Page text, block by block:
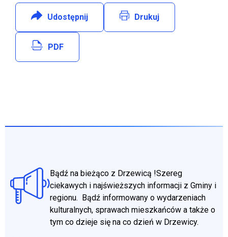
Udostępnij: Facebook Drukuj
Will open in new tab
PDF
Bądź na bieżąco z Drzewicą !Szereg
ciekawych i najświeższych informacji z Gminy i
regionu. Bądź informowany o wydarzeniach
kulturalnych, sprawach mieszkańców a także o
tym co dzieje się na co dzień w Drzewicy.